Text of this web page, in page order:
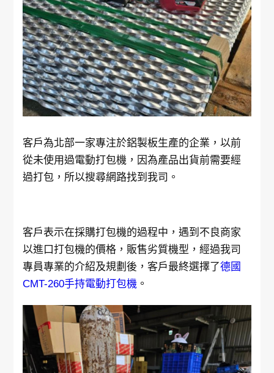
客戶為北部一家專注於鋁製板生產的企業，以前
從未使用過電動打包機，因為產品出貨前需要經
過打包，所以搜尋網路找到我司。
客戶表示在採購打包機的過程中，遇到不良商家
以進口打包機的價格，販售劣質機型，經過我司
專員專業的介紹及規劃後，客戶最終選擇了德國
CMT-260手持電動打包機 。